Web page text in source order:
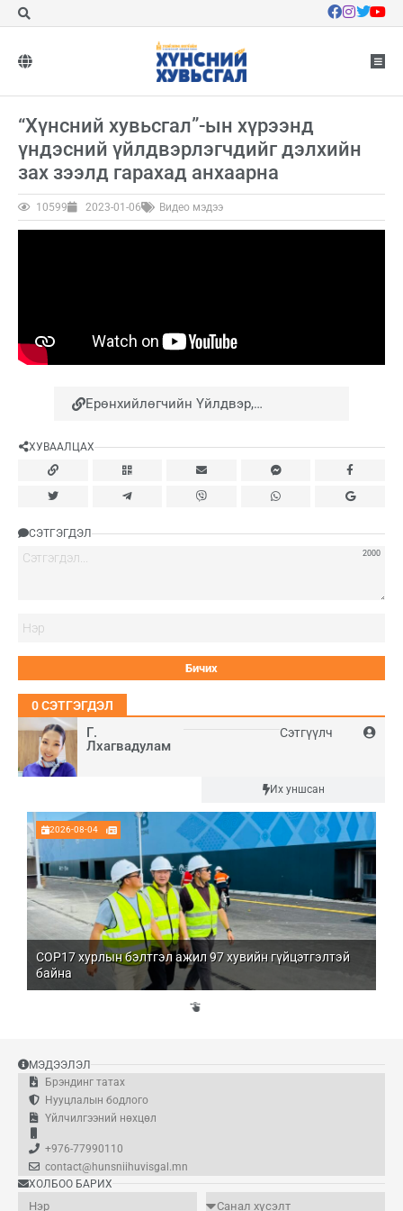
Г.
Лхагвадулам
Сэтгүүлч
Их уншсан
2026-08-04
COP17 хурлын бэлтгэл ажил 97 хувийн гүйцэтгэлтэй
байна
“Хүнсний хувьсгал”-ын хүрээнд
үндэсний үйлдвэрлэгчдийг дэлхийн
зах зээлд гарахад анхаарна
10599 2023-01-06 Видео мэдээ
Ерөнхийлөгчийн Үйлдвэр,
мах боловсруулах үйлдвэртэй
танилцлаа | Хүнсний хувьсгал
ХУВААЛЦАХ
СЭТГЭГДЭЛ
2000
0СЭТГЭГДЭЛ
МЭДЭЭЛЭЛ
Брэндинг татах
Нууцлалын бодлого
Үйлчилгээний нөхцөл
+976-77990110
contact@hunsniihuvisgal.mn
ХОЛБОО БАРИХ